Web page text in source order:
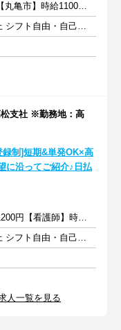
【高松市】時給1450円【丸亀市】時給1100～1350円+交通費
週1日以上 1日4時間以上 シフト自由・自己申告
松支社 ※勤務地：高
録制]短期&単発OK×高
に沿ってご紹介♪日払
【介護職】時給1150～1200円【看護師】時給1350～1400円＋交通費
週1日以上 1日4時間以上 シフト自由・自己申告
人一覧を見る